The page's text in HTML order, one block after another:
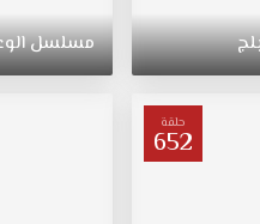
مسلسل
حلقة
652